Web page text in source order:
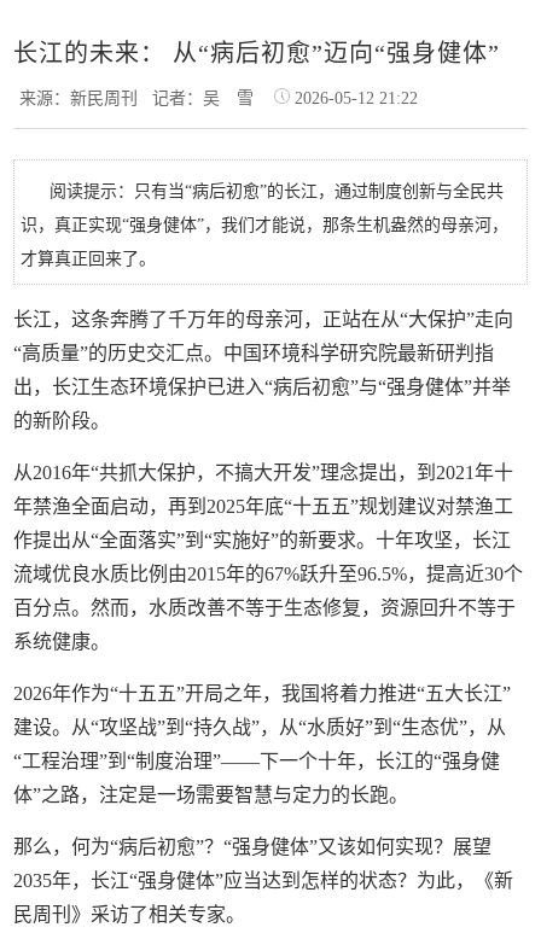
长江的未来： 从“病后初愈”迈向“强身健体”
来源：新民周刊记者：吴 雪 2026-05-12 21:22
阅读提示：只有当“病后初愈”的长江，通过制度创新与全民共
识，真正实现“强身健体”，我们才能说，那条生机盎然的母亲河，
才算真正回来了。
长江，这条奔腾了千万年的母亲河，正站在从“大保护”走向
“高质量”的历史交汇点。中国环境科学研究院最新研判指
出，长江生态环境保护已进入“病后初愈”与“强身健体”并举
的新阶段。
从2016年“共抓大保护，不搞大开发”理念提出，到2021年十
年禁渔全面启动，再到2025年底“十五五”规划建议对禁渔工
作提出从“全面落实”到“实施好”的新要求。十年攻坚，长江
流域优良水质比例由2015年的67%跃升至96.5%，提高近30个
百分点。然而，水质改善不等于生态修复，资源回升不等于
系统健康。
2026年作为“十五五”开局之年，我国将着力推进“五大长江”
建设。从“攻坚战”到“持久战”，从“水质好”到“生态优”，从
“工程治理”到“制度治理”——下一个十年，长江的“强身健
体”之路，注定是一场需要智慧与定力的长跑。
那么，何为“病后初愈”？“强身健体”又该如何实现？展望
2035年，长江“强身健体”应当达到怎样的状态？为此，《新
民周刊》采访了相关专家。